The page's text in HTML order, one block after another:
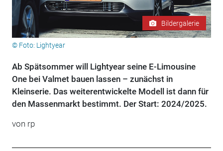
Bildergalerie
© Foto: Lightyear
Ab Spätsommer will Lightyear seine E-Limousine
One bei Valmet bauen lassen – zunächst in
Kleinserie. Das weiterentwickelte Modell ist dann für
den Massenmarkt bestimmt. Der Start: 2024/2025.
von rp